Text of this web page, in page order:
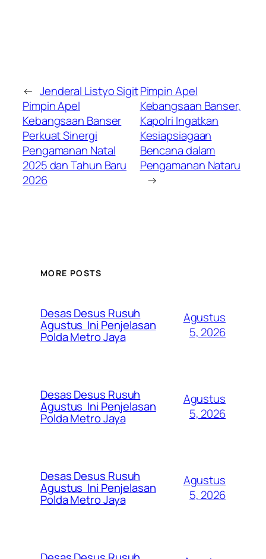
← Jenderal Listyo Sigit
Pimpin Apel
Kebangsaan Banser
Perkuat Sinergi
Pengamanan Natal
2025 dan Tahun Baru
2026
Pimpin Apel
Kebangsaan Banser,
Kapolri Ingatkan
Kesiapsiagaan
Bencana dalam
Pengamanan Nataru
→
MORE POSTS
Desas Desus Rusuh
Agustus Ini Penjelasan
Polda Metro Jaya
Agustus
5, 2026
Desas Desus Rusuh
Agustus Ini Penjelasan
Polda Metro Jaya
Agustus
5, 2026
Desas Desus Rusuh
Agustus Ini Penjelasan
Polda Metro Jaya
Agustus
5, 2026